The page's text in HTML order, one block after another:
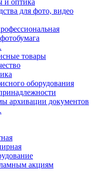
и оптика
для фото, видео
товары
оборудования
архивации документов
акциям